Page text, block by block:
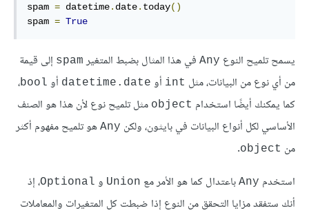
spam = datetime. date. today()
spam = True
يسمح تلميح النوع Any في هذا المثال بضبط المتغير spam إلى قيمة
من أي نوع من البيانات، مثل int أو datetime.date أو bool،
كما يمكنك أيضًا استخدام object مثل تلميح نوع لأن هذا هو الصنف
الأساسي لكل أنواع البيانات في بايثون، ولكن Any هو تلميح مفهوم أكثر
من object
.
استخدم Any باعتدال كما هو الأمر مع Union و Optional، إذ
أنك ستفقد مزايا التحقق من النوع إذا ضبطت كل المتغيرات والمعاملات